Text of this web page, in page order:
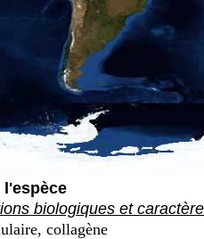
biologiques et
collagène